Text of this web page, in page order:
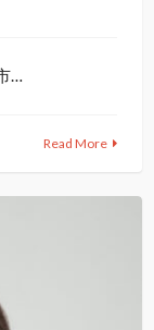
…
Read More